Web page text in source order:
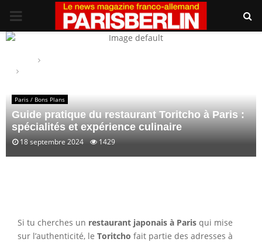
PRIMARY
MENU
Paris / Bons Plans
Guide pratique du restaurant Toritcho à Paris :
spécialités et expérience culinaire
18 septembre 2024 1429
Si tu cherches un restaurant japonais à Paris qui mise
sur l’authenticité, le Toritcho fait partie des adresses à